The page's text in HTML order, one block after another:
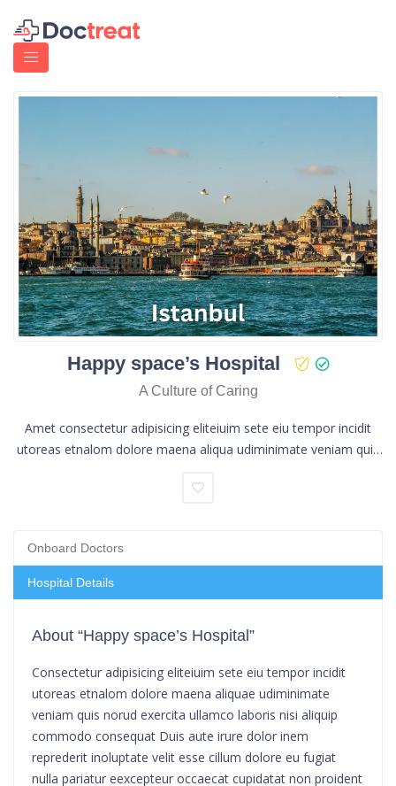
Happy space’s Hospital
A Culture of Caring
Amet consectetur adipisicing eliteiuim sete eiu tempor incidit
utoreas etnalom dolore maena aliqua udiminimate veniam quis
Onboard Doctors
Hospital Details
About “Happy space’s Hospital”
Consectetur adipisicing eliteiuim sete eiu tempor incidit
utoreas etnalom dolore maena aliquae udiminimate
veniam quis norud exercita ullamco laboris nisi aliquip
commodo consequat Duis aute irure dolor inem
reprederit inoluptate velit esse cillum dolore eu fugiat
nulla pariatur eexcepteur occaecat cupidatat non proident